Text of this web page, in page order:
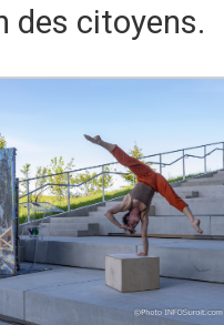
des citoyens.